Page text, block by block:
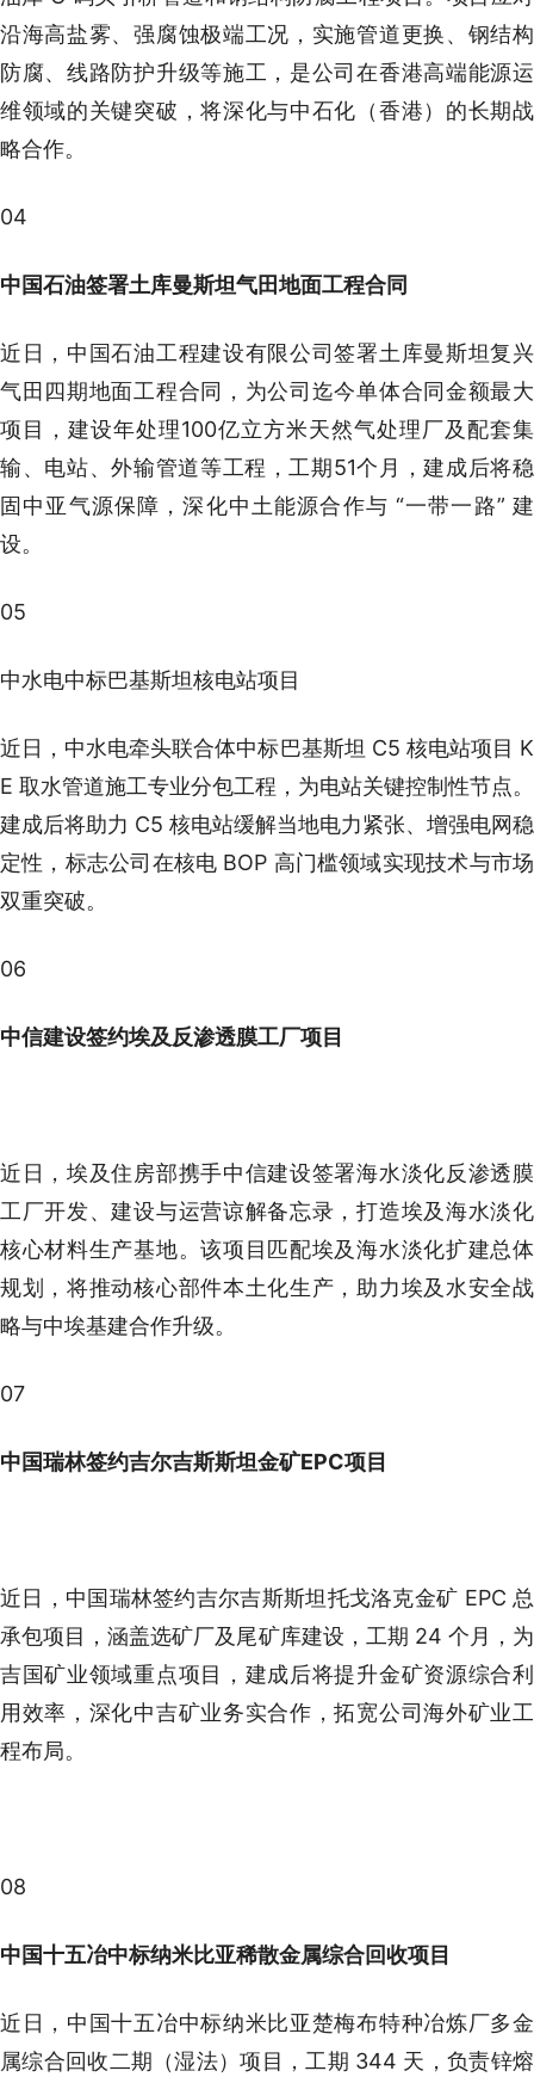
沿海高盐雾、强腐蚀极端工况，实施管道更换、钢结构
防腐、线路防护升级等施工，是公司在香港高端能源运
维领域的关键突破，将深化与中石化（香港）的长期战
略合作。
04
中国石油签署土库曼斯坦气田地面工程合同
近日，中国石油工程建设有限公司签署土库曼斯坦复兴
气田四期地面工程合同，为公司迄今单体合同金额最大
项目，建设年处理100亿立方米天然气处理厂及配套集
输、电站、外输管道等工程，工期51个月，建成后将稳
固中亚气源保障，深化中土能源合作与 “一带一路” 建
设。
05
中水电中标巴基斯坦核电站项目
近日，中水电牵头联合体中标巴基斯坦 C5 核电站项目 K
E 取水管道施工专业分包工程，为电站关键控制性节点。
建成后将助力 C5 核电站缓解当地电力紧张、增强电网稳
定性，标志公司在核电 BOP 高门槛领域实现技术与市场
双重突破。
06
中信建设签约埃及反渗透膜工厂项目
近日，埃及住房部携手中信建设签署海水淡化反渗透膜
工厂开发、建设与运营谅解备忘录，打造埃及海水淡化
核心材料生产基地。该项目匹配埃及海水淡化扩建总体
规划，将推动核心部件本土化生产，助力埃及水安全战
略与中埃基建合作升级。
07
中国瑞林签约吉尔吉斯斯坦金矿EPC项目
近日，中国瑞林签约吉尔吉斯斯坦托戈洛克金矿 EPC 总
承包项目，涵盖选矿厂及尾矿库建设，工期 24 个月，为
吉国矿业领域重点项目，建成后将提升金矿资源综合利
用效率，深化中吉矿业务实合作，拓宽公司海外矿业工
程布局。
08
中国十五冶中标纳米比亚稀散金属综合回收项目
近日，中国十五冶中标纳米比亚楚梅布特种冶炼厂多金
属综合回收二期（湿法）项目，工期 344 天，负责锌熔